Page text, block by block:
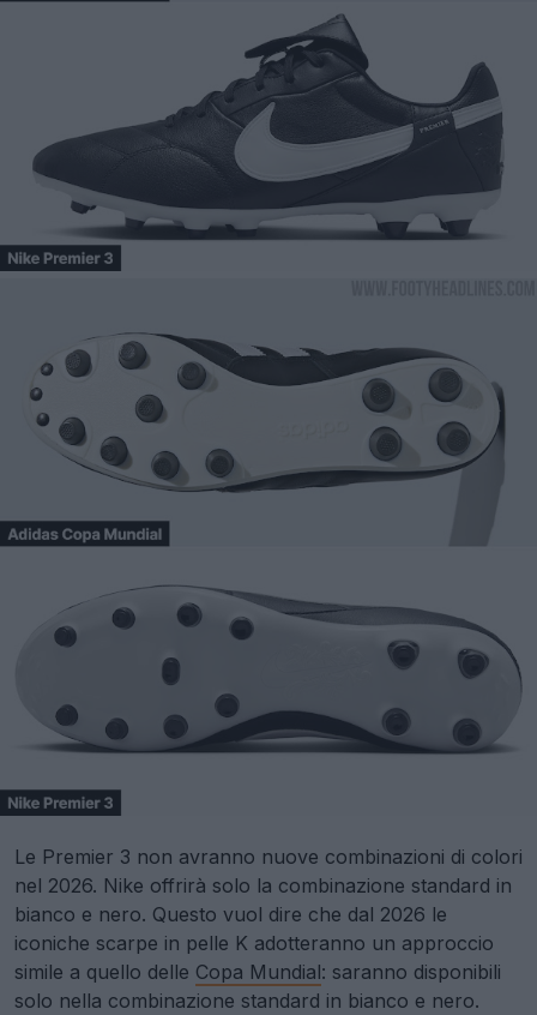
Le Premier 3 non avranno nuove combinazioni di colori
nel 2026. Nike offrirà solo la combinazione standard in
bianco e nero. Questo vuol dire che dal 2026 le
iconiche scarpe in pelle K adotteranno un approccio
simile a quello delle Copa Mundial: saranno disponibili
solo nella combinazione standard in bianco e nero.